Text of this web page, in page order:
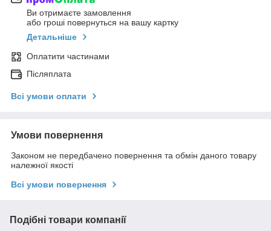
Ви отримаєте замовлення
або гроші повернуться на вашу картку
Детальніше
Оплатити частинами
Післяплата
Всі умови оплати
Умови повернення
Законом не передбачено повернення та обмін даного товару
належної якості
Всі умови повернення
Подібні товари компанії